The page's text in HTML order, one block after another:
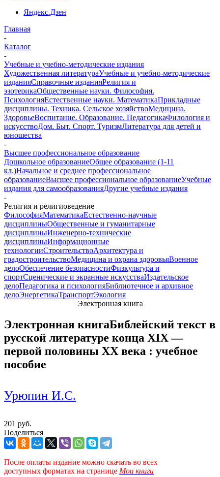
Яндекс.Дзен
Главная
-
Каталог
-
Учебные и учебно-методические издания
Художественная литератураУчебные и учебно-методические
изданияСправочные изданияРелигия и
эзотерикаОбщественные науки. Философия.
ПсихологияЕстественные науки. МатематикаПрикладные
дисциплины. Техника. Сельское хозяйствоМедицина.
ЗдоровьеВоспитание. Образование. ПедагогикаФилология и
искусствоДом. Быт. Спорт. ТуризмЛитература для детей и
юношества
-
Высшее профессиональное образование
Дошкольное образованиеОбщее образование (1-11
кл.)Начальное и среднее профессиональное
образованиеВысшее профессиональное образованиеУчебные
издания для самообразованияДругие учебные издания
-
Религия и религиоведение
ФилософияМатематикаЕстественно-научные
дисциплиныОбщественные и гуманитарные
дисциплиныИнженерно-технические
дисциплиныИнформационные
технологииСтроительствоАрхитектура и
градостроительствоМедицина и охрана здоровьяВоенное
делоОбеспечение безопасностиФизкультура и
спортСценические и экранные искусстваИздательское
делоПедагогика и психологияБиблиотечное и архивное
делоЭнергетикаТранспортЭкология
Электронная книга
Электронная книгаБиблейский текст в
русской литературе конца ХIХ —
первой половины ХХ века : учебное
пособие
Урюпин И.С.
201 руб.
Поделиться
После оплаты издание можно скачать во всех
доступных форматах на странице Мои книги